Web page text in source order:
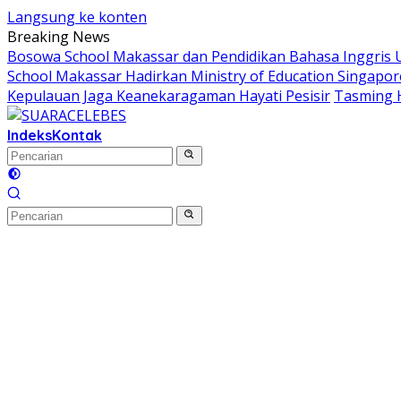
Langsung ke konten
Breaking News
Bosowa School Makassar dan Pendidikan Bahasa
School Makassar Hadirkan Ministry of Education
Kepulauan Jaga Keanekaragaman Hayati Pesisir Tasming
IndeksKontak